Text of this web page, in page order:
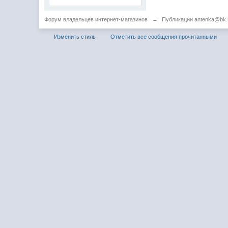
Форум владельцев интернет-магазинов → Публикации
Изменить стиль Отметить все сообщения прочитанными